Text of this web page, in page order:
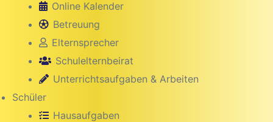
Online Kalender
Betreuung
Elternsprecher
Schulelternbeirat
Unterrichtsaufgaben & Arbeiten
Schüler
Hausaufgaben